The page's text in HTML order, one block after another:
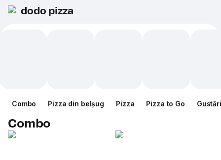
dodo pizza
Combo Pizza din belșug Pizza Pizza to Go Gustări
Combo